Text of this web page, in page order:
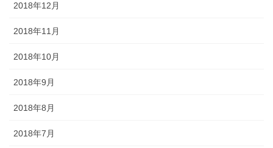
2018年12月
2018年11月
2018年10月
2018年9月
2018年8月
2018年7月